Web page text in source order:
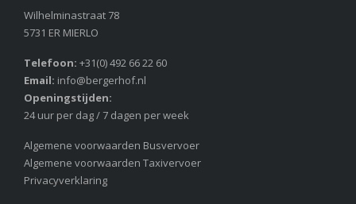
Wilhelminastraat 78
5731 ER MIERLO
Telefoon: +31(0) 492 66 22 60
Email: info@bergerhof.nl
Openingstijden:
24 uur per dag / 7 dagen per week
Algemene voorwaarden Busvervoer
Algemene voorwaarden Taxivervoer
Privacyverklaring